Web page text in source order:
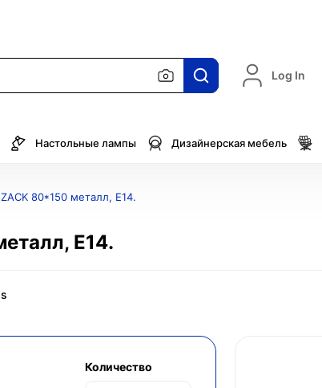
Log In
Настольные лампы Дизайнерская мебель
80*150 металл, E14.
E14.
Количество